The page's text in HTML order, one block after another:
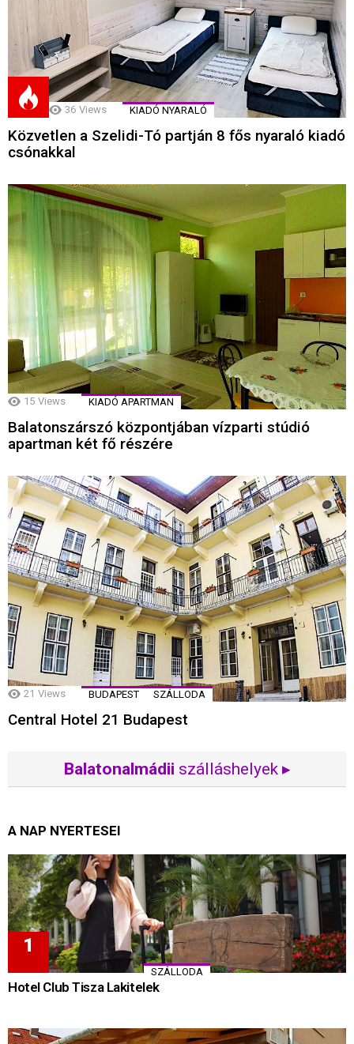
36 Views KIADÓ NYARALÓ
Közvetlen a Szelidi-Tó partján 8 fős nyaraló kiadó
csónakkal
15 Views KIADÓ APARTMAN
Balatonszárszó központjában vízparti stúdió
apartman két fő részére
21 Views BUDAPEST SZÁLLODA
Central Hotel 21 Budapest
Balatonalmádii szálláshelyek ▸
A NAP NYERTESEI
SZÁLLODA
Hotel Club Tisza Lakitelek